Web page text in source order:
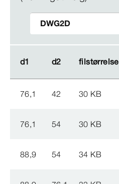
d1 d2 filstørrelse
d1 d2 filstørrelse
76,1 42 30 KB
76,1 54 30 KB
88,9 54 34 KB